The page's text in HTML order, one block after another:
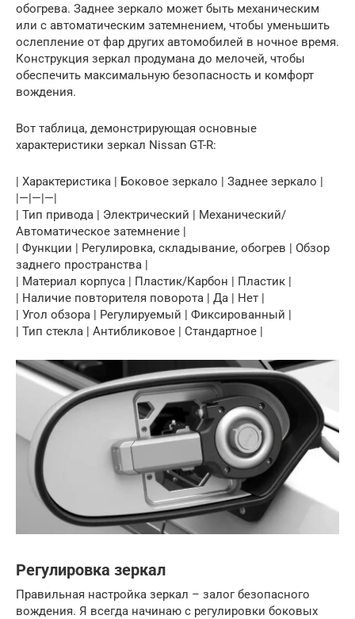
обогрева. Заднее зеркало может быть механическим
или с автоматическим затемнением, чтобы уменьшить
ослепление от фар других автомобилей в ночное время.
Конструкция зеркал продумана до мелочей, чтобы
обеспечить максимальную безопасность и комфорт
вождения.
Вот таблица, демонстрирующая основные
характеристики зеркал Nissan GT-R:
| Характеристика | Боковое зеркало | Заднее зеркало |
|—|—|—|
| Тип привода | Электрический | Механический/
Автоматическое затемнение |
| Функции | Регулировка, складывание, обогрев | Обзор
заднего пространства |
| Материал корпуса | Пластик/Карбон | Пластик |
| Наличие повторителя поворота | Да | Нет |
| Угол обзора | Регулируемый | Фиксированный |
| Тип стекла | Антибликовое | Стандартное |
Регулировка зеркал
Правильная настройка зеркал – залог безопасного
вождения. Я всегда начинаю с регулировки боковых